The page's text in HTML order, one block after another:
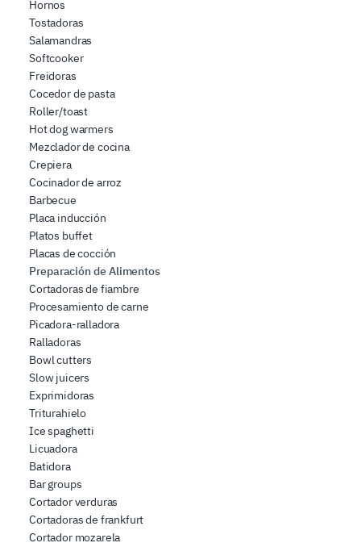
Hornos
Tostadoras
Salamandras
Softcooker
Freidoras
Cocedor de pasta
Roller/toast
Hot dog warmers
Mezclador de cocina
Crepiera
Cocinador de arroz
Barbecue
Placa inducción
Platos buffet
Placas de cocción
Preparación de Alimentos
Cortadoras de fiambre
Procesamiento de carne
Picadora-ralladora
Ralladoras
Bowl cutters
Slow juicers
Exprimidoras
Triturahielo
Ice spaghetti
Licuadora
Batidora
Bar groups
Cortador verduras
Cortadoras de frankfurt
Cortador mozarela